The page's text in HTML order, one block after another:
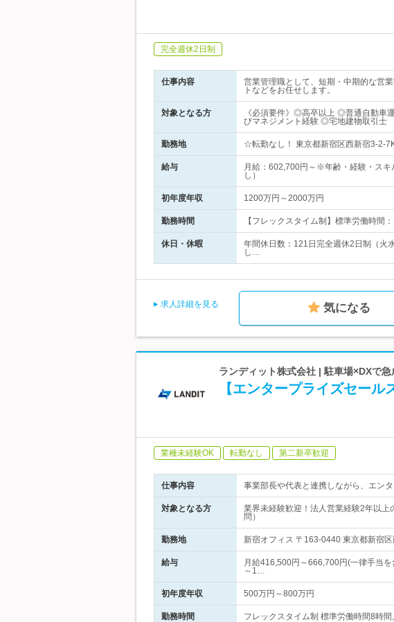
完全週休2日制
仕事内容
営業管理職として、短期・中期的な営
トなどをお任せします。
対象となる方
《必須要件》◎高卒以上 ◎普通自動車
びマネジメント経験 ◎宅地建物取引士
勤務地 ☆転勤なし！ 東京都新宿区西新宿3-2-
給与
月給：602,700円～※年齢・経験・ス
し）
初年度年収 1200万円～2000万円
勤務時間 【フレックスタイム制】標準労働時
休日・休暇
年間休日数：121日完全週休2日制（火
し…
求人詳細を見る 気になる
ランディット株式会社 | 駐車場×DXで
【エンタープライズセー
業種未経験OK 転勤なし 第二新卒歓迎
仕事内容 事業部長や代表と連携しながら、エン
対象となる方
業界未経験歓迎！法人営業経験2年以
問）
勤務地 新宿オフィス 〒163-0440 東京都新宿
給与
月給416,500円～666,700円(一律手当
～1…
初年度年収 500万円～800万円
勤務時間 フレックスタイム制 標準労働時間8時